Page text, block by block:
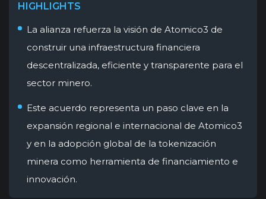
HIGHLIGHTS
La alianza refuerza la visión de Atomico3 de
construir una infraestructura financiera
descentralizada, eficiente y transparente para el
sector minero.
Este acuerdo representa un paso clave en la
expansión regional e internacional de Atomico3
y en la adopción global de la tokenización
minera como herramienta de financiamiento e
innovación.